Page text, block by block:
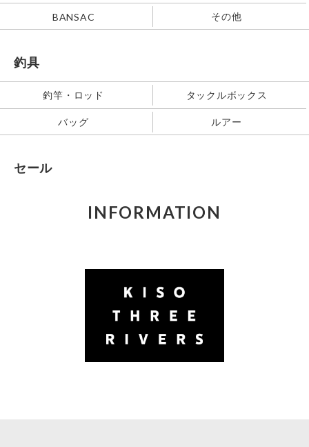
BANSAC その他
釣具
釣竿・ロッド タックルボックス
バッグ ルアー
セール
INFORMATION